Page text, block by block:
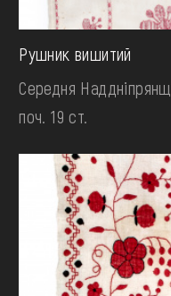
Рушник вишитий
Середня
поч. 19 ст.